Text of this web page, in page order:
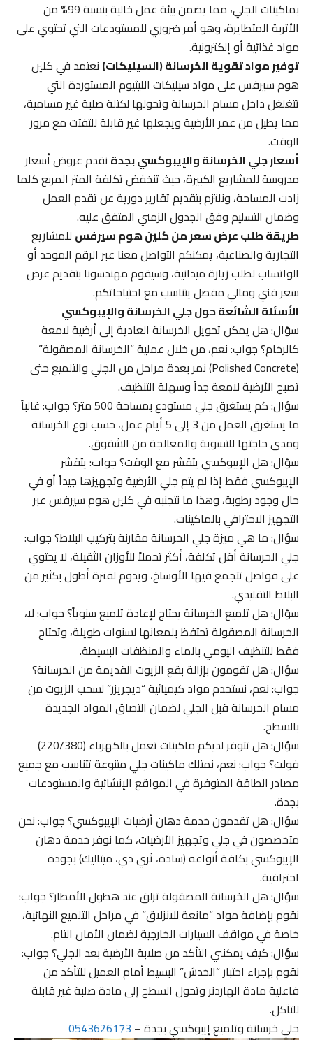
بماكينات الجلي، مما يضمن بيئة عمل خالية بنسبة 99% من
الأتربة المتطايرة، وهو أمر ضروري للمستودعات التي تحتوي على
مواد غذائية أو إلكترونية.
توفير مواد تقوية الخرسانة (السيليكات)نعتمد في كلين
هوم سيرفس على مواد سيليكات الليثيوم المستوردة التي
تتغلغل داخل مسام الخرسانة وتحولها لكتلة صلبة غير مسامية،
مما يطيل من عمر الأرضية ويجعلها غير قابلة للتفتت مع مرور
الوقت.
أسعار جلي الخرسانة والإيبوكسي بجدةنقدم عروض أسعار
مدروسة للمشاريع الكبيرة، حيث تنخفض تكلفة المتر المربع كلما
زادت المساحة، ونلتزم بتقديم تقارير دورية عن تقدم العمل
وضمان التسليم وفق الجدول الزمني المتفق عليه.
طريقة طلب عرض سعر من كلين هوم سيرفسللمشاريع
التجارية والصناعية، يمكنكم التواصل معنا عبر الرقم الموحد أو
الواتساب لطلب زيارة ميدانية، وسيقوم مهندسونا بتقديم عرض
سعر فني ومالي مفصل يتناسب مع احتياجاتكم.
الأسئلة الشائعة حول جلي الخرسانة والإيبوكسي
سؤال: هل يمكن تحويل الخرسانة العادية إلى أرضية لامعة
كالرخام؟ جواب: نعم، من خلال عملية “الخرسانة المصقولة”
(Polished Concrete) نمر بعدة مراحل من الجلي والتلميع حتى
تصبح الأرضية لامعة جداً وسهلة التنظيف.
سؤال: كم يستغرق جلي مستودع بمساحة 500 متر؟ جواب: غالباً
ما يستغرق العمل من 3 إلى 5 أيام عمل، حسب نوع الخرسانة
ومدى حاجتها للتسوية والمعالجة من الشقوق.
سؤال: هل الإيبوكسي يتقشر مع الوقت؟ جواب: يتقشر
الإيبوكسي فقط إذا لم يتم جلي الأرضية وتجهيزها جيداً أو في
حال وجود رطوبة، وهذا ما نتجنبه في كلين هوم سيرفس عبر
التجهيز الاحترافي بالماكينات.
سؤال: ما هي ميزة جلي الخرسانة مقارنة بتركيب البلاط؟ جواب:
جلي الخرسانة أقل تكلفة، أكثر تحملاً للأوزان الثقيلة، لا يحتوي
على فواصل تتجمع فيها الأوساخ، ويدوم لفترة أطول بكثير من
البلاط التقليدي.
سؤال: هل تلميع الخرسانة يحتاج لإعادة تلميع سنوياً؟ جواب: لا،
الخرسانة المصقولة تحتفظ بلمعانها لسنوات طويلة، وتحتاج
فقط للتنظيف اليومي بالماء والمنظفات البسيطة.
سؤال: هل تقومون بإزالة بقع الزيوت القديمة من الخرسانة؟
جواب: نعم، نستخدم مواد كيميائية “ديجريزر” لسحب الزيوت من
مسام الخرسانة قبل الجلي لضمان التصاق المواد الجديدة
بالسطح.
سؤال: هل تتوفر لديكم ماكينات تعمل بالكهرباء (220/380)
فولت؟ جواب: نعم، نمتلك ماكينات جلي متنوعة تتناسب مع جميع
مصادر الطاقة المتوفرة في المواقع الإنشائية والمستودعات
بجدة.
سؤال: هل تقدمون خدمة دهان أرضيات الإيبوكسي؟ جواب: نحن
متخصصون في جلي وتجهيز الأرضيات، كما نوفر خدمة دهان
الإيبوكسي بكافة أنواعه (سادة، ثري دي، ميتاليك) بجودة
احترافية.
سؤال: هل الخرسانة المصقولة تزلق عند هطول الأمطار؟ جواب:
نقوم بإضافة مواد “مانعة للانزلاق” في مراحل التلميع النهائية،
خاصة في مواقف السيارات الخارجية لضمان الأمان التام.
سؤال: كيف يمكنني التأكد من صلابة الأرضية بعد الجلي؟ جواب:
نقوم بإجراء اختبار “الخدش” البسيط أمام العميل للتأكد من
فاعلية مادة الهاردنر وتحول السطح إلى مادة صلبة غير قابلة
للتآكل.
جلي خرسانة وتلميع إيبوكسي بجدة –0543626173